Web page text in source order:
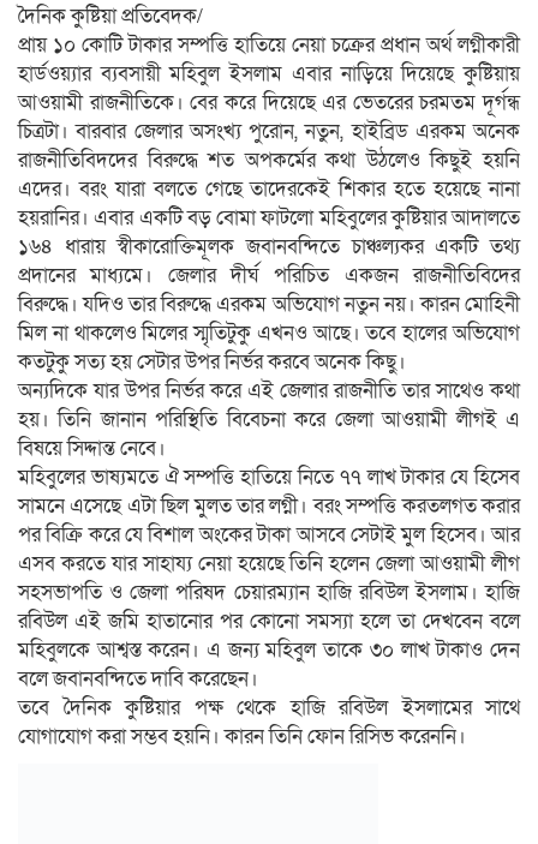
দৈনিক কুষ্টিয়া প্রতিবেদক/
প্রায় ১০ কোটি টাকার সম্পত্তি হাতিয়ে নেয়া চক্রের প্রধান অর্থ লগ্নীকারী
হার্ডওয়্যার ব্যবসায়ী মহিবুল ইসলাম এবার নাড়িয়ে দিয়েছে কুষ্টিয়ায়
আওয়ামী রাজনীতিকে। বের করে দিয়েছে এর ভেতরের চরমতম দূর্গন্ধ
চিত্রটা। বারবার জেলার অসংখ্য পুরোন, নতুন, হাইব্রিড এরকম অনেক
রাজনীতিবিদদের বিরুদ্ধে শত অপকর্মের কথা উঠলেও কিছুই হয়নি
এদের। বরং যারা বলতে গেছে তাদেরকেই শিকার হতে হয়েছে নানা
হয়রানির। এবার একটি বড় বোমা ফাটলো মহিবুলের কুষ্টিয়ার আদালতে
১৬৪ ধারায় স্বীকারোক্তিমূলক জবানবন্দিতে চাঞ্চল্যকর একটি তথ্য
প্রদানের মাধ্যমে। জেলার দীর্ঘ পরিচিত একজন রাজনীতিবিদের
বিরুদ্ধে। যদিও তার বিরুদ্ধে এরকম অভিযোগ নতুন নয়। কারন মোহিনী
মিল না থাকলেও মিলের স্মৃতিটুকু এখনও আছে। তবে হালের অভিযোগ
কতটুকু সত্য হয় সেটার উপর নির্ভর করবে অনেক কিছু।
অন্যদিকে যার উপর নির্ভর করে এই জেলার রাজনীতি তার সাথেও কথা
হয়। তিনি জানান পরিস্থিতি বিবেচনা করে জেলা আওয়ামী লীগই এ
বিষয়ে সিদ্দান্ত নেবে।
মহিবুলের ভাষ্যমতে ঐ সম্পত্তি হাতিয়ে নিতে ৭৭ লাখ টাকার যে হিসেব
সামনে এসেছে এটা ছিল মুলত তার লগ্নী। বরং সম্পত্তি করতলগত করার
পর বিক্রি করে যে বিশাল অংকের টাকা আসবে সেটাই মুল হিসেব। আর
এসব করতে যার সাহায্য নেয়া হয়েছে তিনি হলেন জেলা আওয়ামী লীগ
সহসভাপতি ও জেলা পরিষদ চেয়ারম্যান হাজি রবিউল ইসলাম। হাজি
রবিউল এই জমি হাতানোর পর কোনো সমস্যা হলে তা দেখবেন বলে
মহিবুলকে আশ্বস্ত করেন। এ জন্য মহিবুল তাকে ৩০ লাখ টাকাও দেন
বলে জবানবন্দিতে দাবি করেছেন।
তবে দৈনিক কুষ্টিয়ার পক্ষ থেকে হাজি রবিউল ইসলামের সাথে
যোগাযোগ করা সম্ভব হয়নি। কারন তিনি ফোন রিসিভ করেননি।